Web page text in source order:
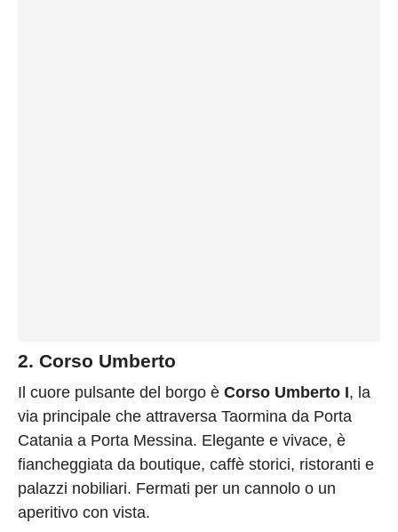
2. Corso Umberto
Il cuore pulsante del borgo è Corso Umberto I, la
via principale che attraversa Taormina da Porta
Catania a Porta Messina. Elegante e vivace, è
fiancheggiata da boutique, caffè storici, ristoranti e
palazzi nobiliari. Fermati per un cannolo o un
aperitivo con vista.